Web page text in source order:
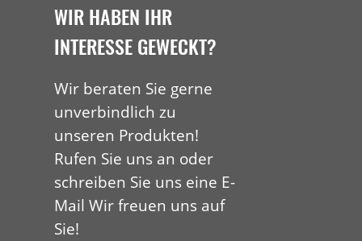
WIR HABEN IHR
INTERESSE GEWECKT?
Wir beraten Sie gerne
unverbindlich zu
unseren Produkten!
Rufen Sie uns an oder
schreiben Sie uns eine E-
Mail Wir freuen uns auf
Sie!